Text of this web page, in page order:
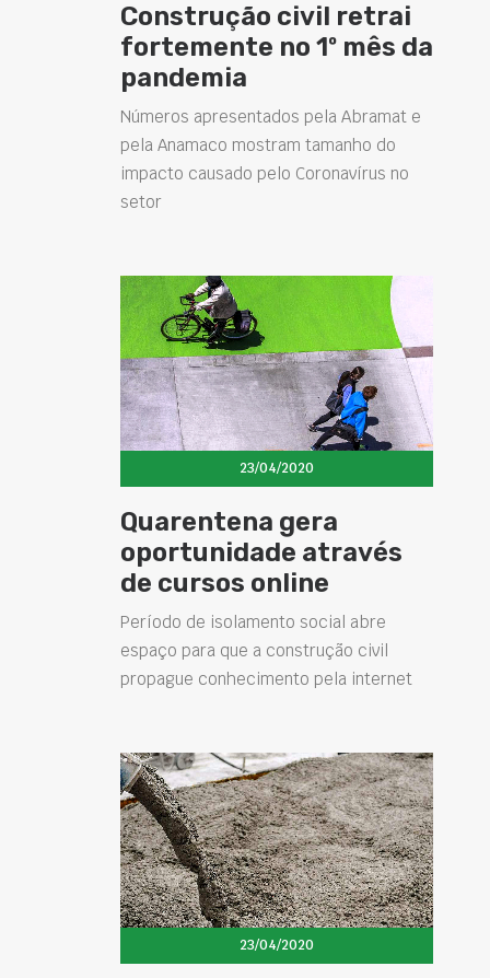
Construção civil retrai
fortemente no 1º mês da
pandemia
Números apresentados pela Abramat e
pela Anamaco mostram tamanho do
impacto causado pelo Coronavírus no
setor
23/04/2020
Quarentena gera
oportunidade através
de cursos online
Período de isolamento social abre
espaço para que a construção civil
propague conhecimento pela internet
23/04/2020